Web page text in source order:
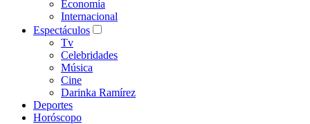
Economía
Internacional
Espectáculos
Tv
Celebridades
Música
Cine
Darinka Ramírez
Deportes
Horóscopo